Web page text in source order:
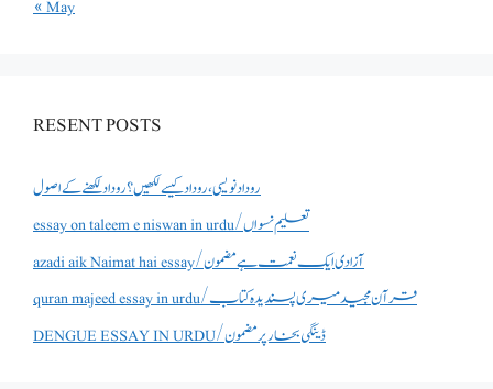
« May
RESENT POSTS
روداد نویسی ،روداد کیسے لکھیں؟ روداد لکھنے کے اصول
essay on taleem e niswan in urdu/تعلیم نسواں
azadi aik Naimat hai essay/آزادی ایک نعمت ہے مضمون
quran majeed essay in urdu/قرآن مجید میری پسندیدہ کتاب
DENGUE ESSAY IN URDU/ڈینگی بخار پر مضمون